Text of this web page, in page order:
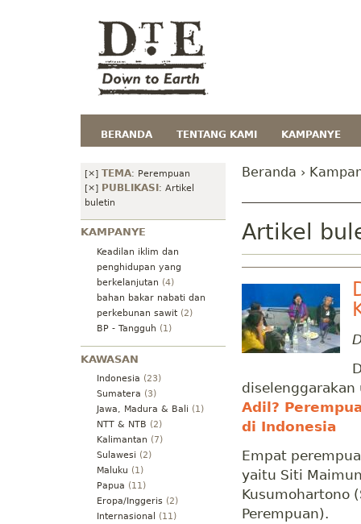
BERANDA TENTANG KAMI KAMPANYE
[×] TEMA: Perempuan
[×] PUBLIKASI : Artikel
buletin
KAMPANYE
Keadilan iklim dan
penghidupan yang
berkelanjutan (4)
bahan bakar nabati dan
perkebunan sawit (2)
BP - Tangguh (1)
KAWASAN
Indonesia (23)
Sumatera (3)
Jawa, Madura & Bali (1)
NTT & NTB (2)
Kalimantan (7)
Sulawesi (2)
Maluku (1)
Papua (11)
Eropa/Inggeris (2)
Internasional
(11)
Beranda ›
Artikel
Adil?
di Indonesia
Empat
yaitu Siti
Kusumohartono
Perempuan).